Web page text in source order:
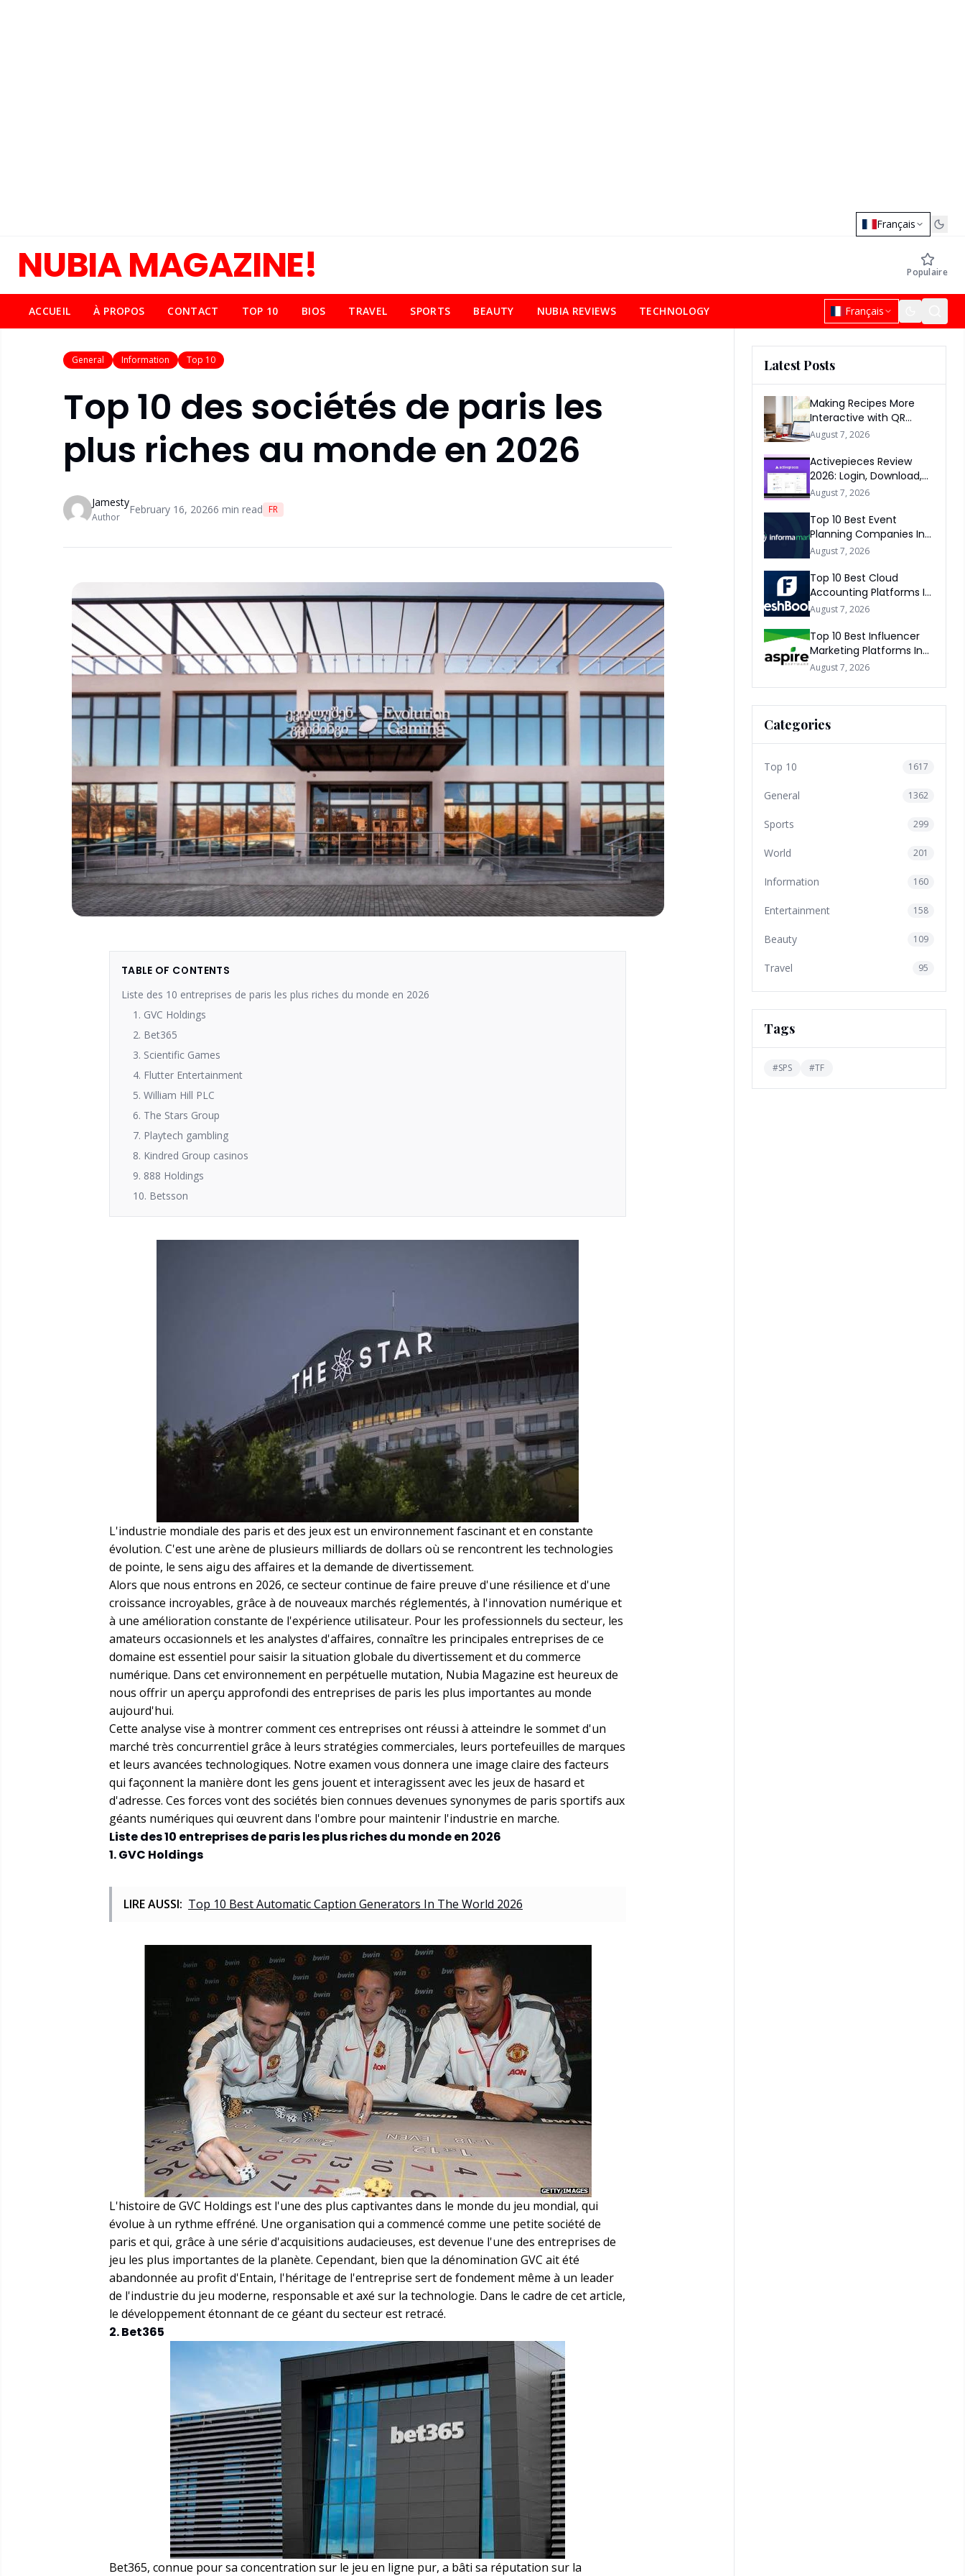
Français
NUBIA MAGAZINE! Populaire
ACCUEIL À PROPOS CONTACT TOP 10 BIOS TRAVEL SPORTS BEAUTY NUBIA REVIEWS TECHNOLOGY Français
General Information Top 10
Top 10 des sociétés de paris les
plus riches au monde en 2026
Jamesty
Author
February 16, 20266 min read FR
TABLE OF CONTENTS
Liste des 10 entreprises de paris les plus riches du monde en 2026
1. GVC Holdings
2. Bet365
3. Scientific Games
4. Flutter Entertainment
5. William Hill PLC
6. The Stars Group
7. Playtech gambling
8. Kindred Group casinos
9. 888 Holdings
10. Betsson
L'industrie mondiale des paris et des jeux est un environnement fascinant et en constante
évolution. C'est une arène de plusieurs milliards de dollars où se rencontrent les technologies
de pointe, le sens aigu des affaires et la demande de divertissement.
Alors que nous entrons en 2026, ce secteur continue de faire preuve d'une résilience et d'une
croissance incroyables, grâce à de nouveaux marchés réglementés, à l'innovation numérique et
à une amélioration constante de l'expérience utilisateur. Pour les professionnels du secteur, les
amateurs occasionnels et les analystes d'affaires, connaître les principales entreprises de ce
domaine est essentiel pour saisir la situation globale du divertissement et du commerce
numérique. Dans cet environnement en perpétuelle mutation, Nubia Magazine est heureux de
nous offrir un aperçu approfondi des entreprises de paris les plus importantes au monde
aujourd'hui.
Cette analyse vise à montrer comment ces entreprises ont réussi à atteindre le sommet d'un
marché très concurrentiel grâce à leurs stratégies commerciales, leurs portefeuilles de marques
et leurs avancées technologiques. Notre examen vous donnera une image claire des facteurs
qui façonnent la manière dont les gens jouent et interagissent avec les jeux de hasard et
d'adresse. Ces forces vont des sociétés bien connues devenues synonymes de paris sportifs aux
géants numériques qui œuvrent dans l'ombre pour maintenir l'industrie en marche.
Liste des 10 entreprises de paris les plus riches du monde en 2026
1. GVC Holdings
LIRE AUSSI: Top 10 Best Automatic Caption Generators In The World 2026
L'histoire de GVC Holdings est l'une des plus captivantes dans le monde du jeu mondial, qui
évolue à un rythme effréné. Une organisation qui a commencé comme une petite société de
paris et qui, grâce à une série d'acquisitions audacieuses, est devenue l'une des entreprises de
jeu les plus importantes de la planète. Cependant, bien que la dénomination GVC ait été
abandonnée au profit d'Entain, l'héritage de l'entreprise sert de fondement même à un leader
de l'industrie du jeu moderne, responsable et axé sur la technologie. Dans le cadre de cet article,
le développement étonnant de ce géant du secteur est retracé.
2. Bet365
Bet365, connue pour sa concentration sur le jeu en ligne pur, a bâti sa réputation sur la
Latest Posts
Making Recipes More
Interactive with QR
Codes
August 7, 2026
Activepieces Review
2026: Login, Download,
AI, Pricing, Automation &
August 7, 2026
Top 10 Best Event
Planning Companies In
The World 2026
August 7, 2026
Top 10 Best Cloud
Accounting Platforms In
The World 2026
August 7, 2026
Top 10 Best Influencer
Marketing Platforms In
The World 2026
August 7, 2026
Categories
Top 10 1617
General 1362
Sports 299
World 201
Information 160
Entertainment 158
Beauty 109
Travel 95
Tags
#SPS #TF